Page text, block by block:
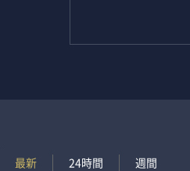
最新 24時間 週間